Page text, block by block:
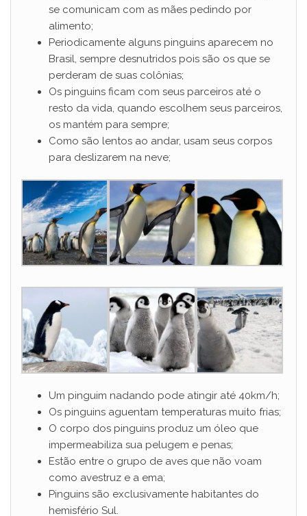
se comunicam com as mães pedindo por
alimento;
Periodicamente alguns pinguins aparecem no
Brasil, sempre desnutridos pois são os que se
perderam de suas colônias;
Os pinguins ficam com seus parceiros até o
resto da vida, quando escolhem seus parceiros,
os mantém para sempre;
Como são lentos ao andar, usam seus corpos
para deslizarem na neve;
Um pinguim nadando pode atingir até 40km/h;
Os pinguins aguentam temperaturas muito frias;
O corpo dos pinguins produz um óleo que
impermeabiliza sua pelugem e penas;
Estão entre o grupo de aves que não voam
como avestruz e a ema;
Pinguins são exclusivamente habitantes do
hemisfério Sul.